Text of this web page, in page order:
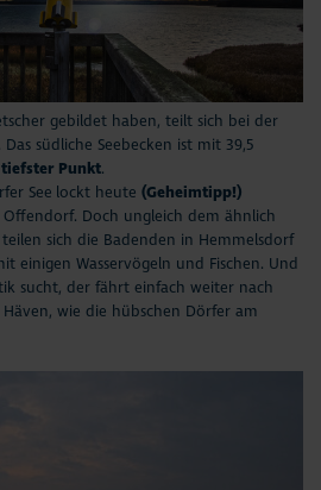
gebildet haben, teilt sich bei der
südliche Seebecken ist mit 39,5
Punkt.
See lockt heute (Geheimtipp!)
Offendorf. Doch ungleich dem ähnlich
sich die Badenden in Hemmelsdorf
einigen Wasservögeln und Fischen. Und
sucht, der fährt einfach weiter nach
wie die hübschen Dörfer am